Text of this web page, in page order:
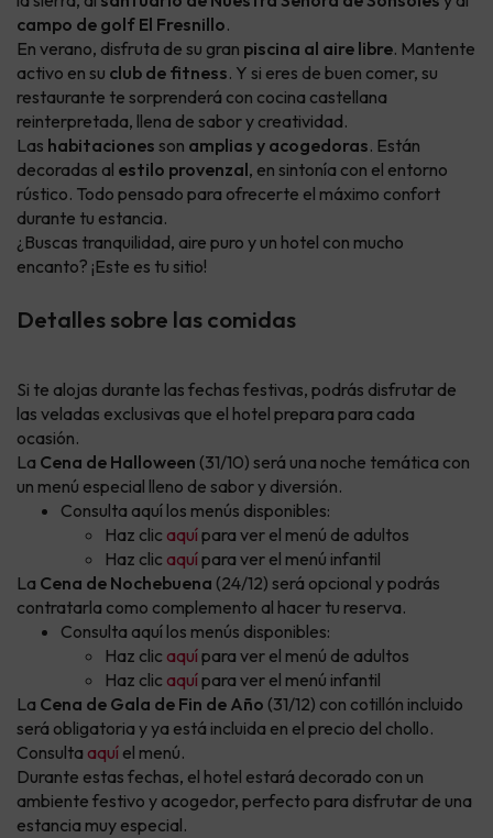
campo de golf El Fresnillo.
En verano, disfruta de su gran piscina al aire libre. Mantente
activo en su club de fitness. Y si eres de buen comer, su
restaurante te sorprenderá con cocina castellana
reinterpretada, llena de sabor y creatividad.
Las habitaciones son amplias y acogedoras. Están
decoradas al estilo provenzal, en sintonía con el entorno
rústico. Todo pensado para ofrecerte el máximo confort
durante tu estancia.
¿Buscas tranquilidad, aire puro y un hotel con mucho
encanto? ¡Este es tu sitio!
Detalles sobre las comidas
Si te alojas durante las fechas festivas, podrás disfrutar de
las veladas exclusivas que el hotel prepara para cada
ocasión.
La Cena de Halloween (31/10) será una noche temática con
un menú especial lleno de sabor y diversión.
Consulta aquí los menús disponibles:
Haz clic aquípara ver el menú de adultos
Haz clic aquípara ver el menú infantil
La Cena de Nochebuena (24/12) será opcional y podrás
contratarla como complemento al hacer tu reserva.
Consulta aquí los menús disponibles:
Haz clic aquípara ver el menú de adultos
Haz clic aquípara ver el menú infantil
La Cena de Gala de Fin de Año (31/12) con cotillón incluido
será obligatoria y ya está incluida en el precio del chollo.
Consulta aquí el menú.
Durante estas fechas, el hotel estará decorado con un
ambiente festivo y acogedor, perfecto para disfrutar de una
estancia muy especial.